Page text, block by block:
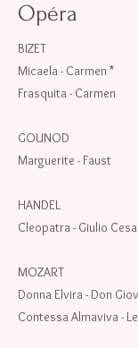
Opéra
BIZET
Micaela - Carmen *
Frasquita - Carmen
GOUNOD
Marguerite - Faust
HANDEL
Cleopatra - Giulio
MOZART
Donna Elvira - Don
Contessa Almaviva -